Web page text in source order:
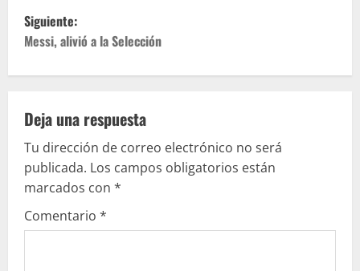
Siguiente:
Messi, alivió a la Selección
Deja una respuesta
Tu dirección de correo electrónico no será
publicada. Los campos obligatorios están
marcados con *
Comentario *